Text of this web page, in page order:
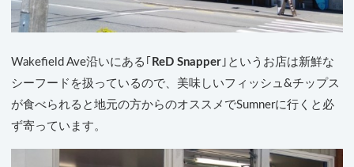
Wakefield Ave沿いにある｢ ReD Snapper ｣というお店は新鮮な
シーフードを扱っているので、美味しいフィッシュ&チップス
が食べられると地元の方からのオススメでSumnerに行くと必
ず寄っています。